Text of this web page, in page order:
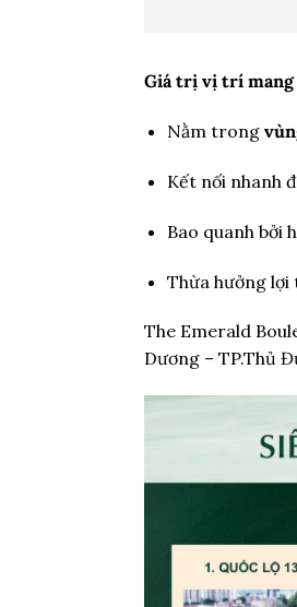
Giá trị vị trí mang
Nằm trong
Kết nối nhanh
Bao quanh bởi
Thừa hưởng lợi
The Emerald
Dương – TP.Thủ